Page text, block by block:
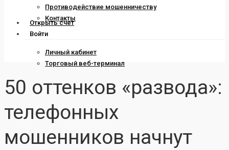
Противодействие мошенничеству
Контакты
Открыть счет
Войти
Личный кабинет
Торговый веб-терминал
50 оттенков «развода»:
телефонных
мошенников начнут